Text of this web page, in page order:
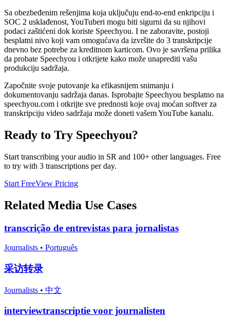
Sa obezbeđenim rešenjima koja uključuju end-to-end enkripciju i
SOC 2 usklađenost, YouTuberi mogu biti sigurni da su njihovi
podaci zaštićeni dok koriste Speechyou. I ne zaboravite, postoji
besplatni nivo koji vam omogućava da izvršite do 3 transkripcije
dnevno bez potrebe za kreditnom karticom. Ovo je savršena prilika
da probate Speechyou i otkrijete kako može unaprediti vašu
produkciju sadržaja.
Započnite svoje putovanje ka efikasnijem snimanju i
dokumentovanju sadržaja danas. Isprobajte Speechyou besplatno na
speechyou.com i otkrijte sve prednosti koje ovaj moćan softver za
transkripciju video sadržaja može doneti vašem YouTube kanalu.
Ready to Try Speechyou?
Start transcribing your audio in SR and 100+ other languages. Free
to try with 3 transcriptions per day.
Start FreeView Pricing
Related Media Use Cases
transcrição de entrevistas para jornalistas
Journalists • Português
采访转录
Journalists • 中文
interviewtranscriptie voor journalisten